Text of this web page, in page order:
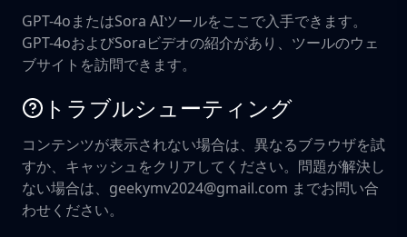
GPT-4oまたはSora AIツールをここで入手できます。
GPT-4oおよびSoraビデオの紹介があり、ツールのウェ
ブサイトを訪問できます。
トラブルシューティング
コンテンツが表示されない場合は、異なるブラウザを試
すか、キャッシュをクリアしてください。問題が解決し
ない場合は、geekymv2024@gmail.com までお問い合
わせください。